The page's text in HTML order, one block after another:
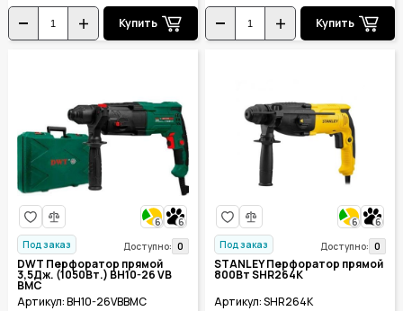
Купить Купить
6
6
Под заказ
Доступно: 0
DWT Перфоратор прямой
3,5Дж. (1050Вт.) BH10-26 VB
BMC
Артикул: BH10-26VBBMC
6
6
Под заказ
Доступно: 0
STANLEY Перфоратор прямой
800Вт SHR264K
Артикул: SHR264K